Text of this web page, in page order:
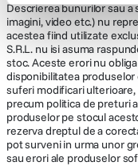
Descrierea bunurilor sau
imagini, video etc.) nu
acestea fiind utilizate
S.R.L. nu isi asuma
stoc. Aceste erori nu
disponibilitatea produselor
suferi modificari
precum politica de preturi
produselor pe stocul
rezerva dreptul de a
pot surveni in urma unor
sau erori ale produselor